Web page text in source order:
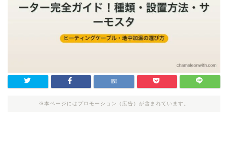
※本ページにはプロモーション（広告）が含まれています。